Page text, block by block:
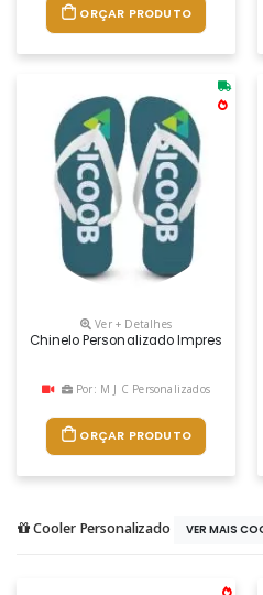
ORÇAR PRODUTO
Ver + Detalhes
Chinelo Personalizado Impressão
Por: M J C Personalizados
ORÇAR PRODUTO
Cooler Personalizado VER MAIS